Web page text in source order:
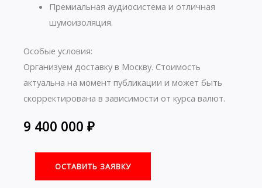
Премиальная аудиосистема и отличная
шумоизоляция.
Особые условия:
Организуем доставку в Москву. Стоимость
актуальна на момент публикации и может быть
скорректирована в зависимости от курса валют.
9 400 000 ₽
ОСТАВИТЬ ЗАЯВКУ